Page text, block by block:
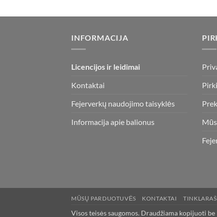
INFORMACIJA
Licencijos ir leidimai
Kontaktai
Fejerverkų naudojimo taisyklės
Informacija apie balionus
MŪSŲ PARDUOTUVĖS KONTAKTAI
Visos teisės saugomos. Draudžiama kopijuoti